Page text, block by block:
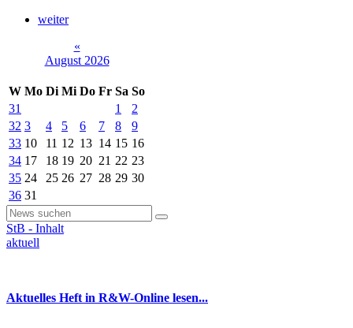
weiter
«
August 2026
W Mo Di Mi Do Fr Sa So
31
1
2
32 3 4 5 6 7 8
9
33 10 11 12 13 14 15 16
34 17 18 19 20 21 22 23
35 24 25 26 27 28 29 30
36 31
StB - Inhalt
aktuell
Aktuelles Heft in R&W-Online lesen...